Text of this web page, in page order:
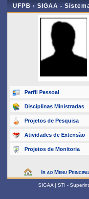
UFPB › SIGAA -
Perfil Pessoal
Disciplinas Ministradas
Projetos de Pesquisa
Atividades de Extensão
Projetos de Monitoria
Ir ao Menu Principal
SIGAA | STI -